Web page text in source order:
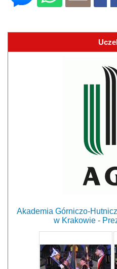
Akademia Górniczo-
w Krakowie -